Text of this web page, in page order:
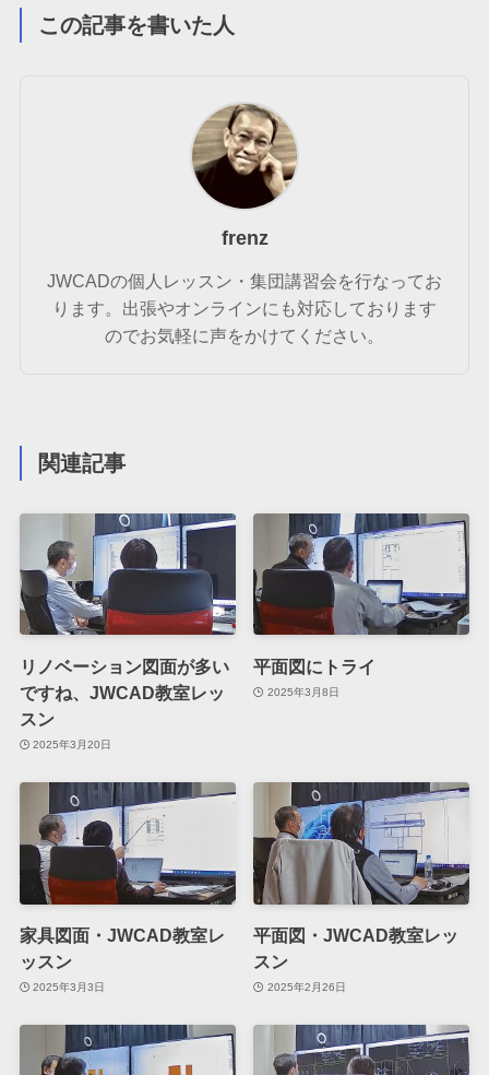
この記事を書いた人
frenz
JWCADの個人レッスン・集団講習会を行なってお
ります。出張やオンラインにも対応しております
のでお気軽に声をかけてください。
関連記事
リノベーション図面が多い
ですね、JWCAD教室レッ
スン
2025年3月20日
平面図にトライ
2025年3月8日
家具図面・JWCAD教室レ
ッスン
2025年3月3日
平面図・JWCAD教室レッ
スン
2025年2月26日